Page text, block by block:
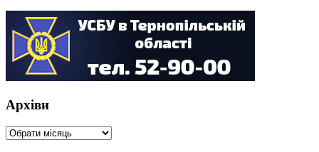
Архіви
Архіви